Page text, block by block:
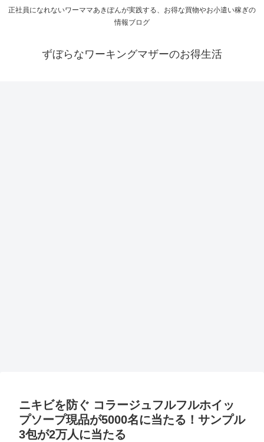
正社員になれないワーママあきぽんが実践する、お得な買物やお小遣い稼ぎの
情報ブログ
ずぼらなワーキングマザーのお得生活
ニキビを防ぐ コラージュフルフルホイッ
プソープ現品が5000名に当たる！サンプル
3包が2万人に当たる